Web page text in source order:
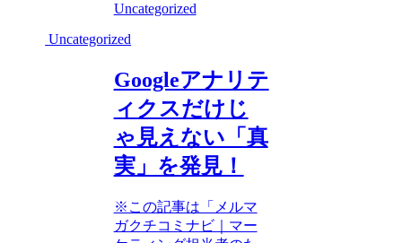
Uncategorized
Uncategorized
Googleアナリテ
ィクスだけじ
ゃ見えない「真
実」を発見！
※この記事は「メルマ
ガクチコミナビ｜マー